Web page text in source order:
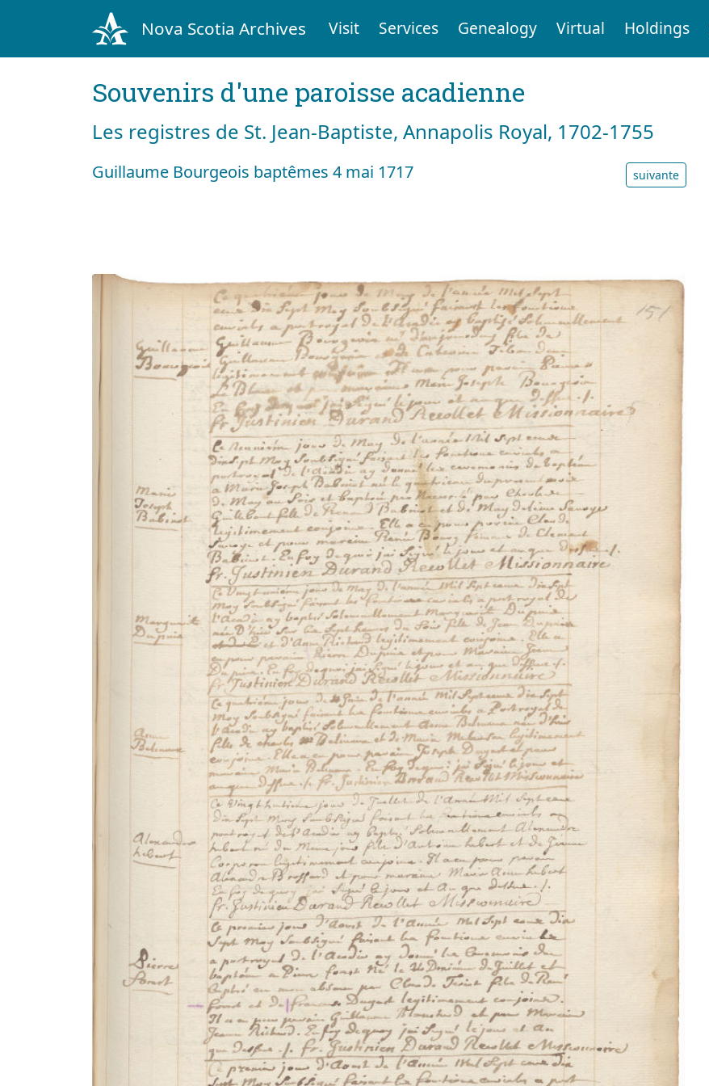
Nova Scotia Archives Visit Services Genealogy Virtual Holdings
Souvenirs d'une paroisse acadienne
Les registres de St. Jean-Baptiste, Annapolis Royal, 1702-1755
Guillaume Bourgeois baptêmes 4 mai 1717 suivante